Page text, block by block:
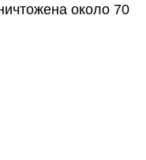
около 70